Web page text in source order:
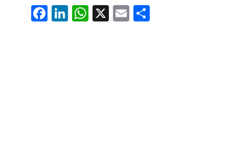
Fa
ce
Li
nk
W
ha
X E
m
Pa
rt